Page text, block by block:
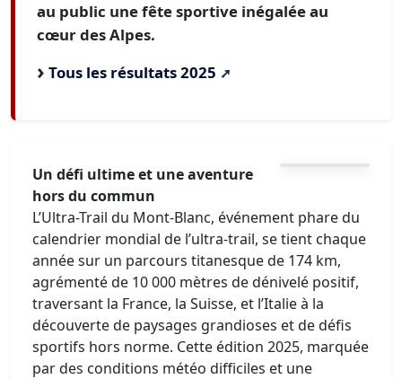
au public une fête sportive inégalée au
cœur des Alpes.
Tous les résultats 2025
Un défi ultime et une aventure
hors du commun
L’Ultra-Trail du Mont-Blanc, événement phare du
calendrier mondial de l’ultra-trail, se tient chaque
année sur un parcours titanesque de 174 km,
agrémenté de 10 000 mètres de dénivelé positif,
traversant la France, la Suisse, et l’Italie à la
découverte de paysages grandioses et de défis
sportifs hors norme. Cette édition 2025, marquée
par des conditions météo difficiles et une